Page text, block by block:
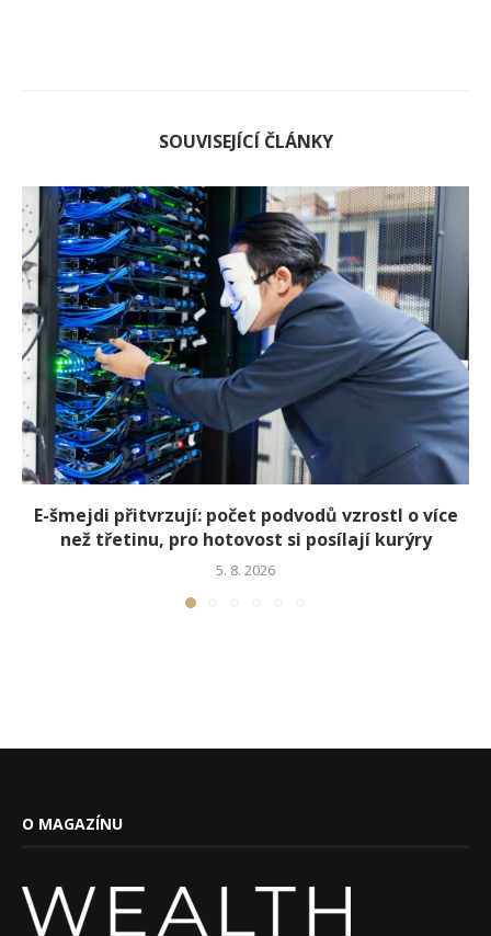
SOUVISEJÍCÍ ČLÁNKY
E-šmejdi přitvrzují: počet podvodů vzrostl o více
než třetinu, pro hotovost si posílají kurýry
5. 8. 2026
O MAGAZÍNU